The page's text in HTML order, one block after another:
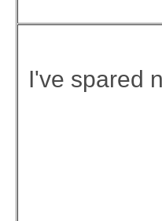
I've spared